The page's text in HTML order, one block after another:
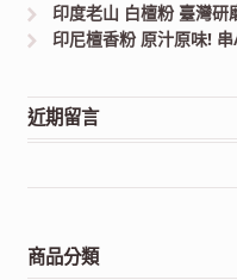
印度老山 白檀粉 臺灣
印尼檀香粉 原汁原味!
近期留言
商品分類